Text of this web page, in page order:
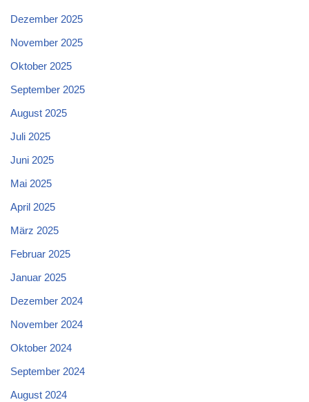
Dezember 2025
November 2025
Oktober 2025
September 2025
August 2025
Juli 2025
Juni 2025
Mai 2025
April 2025
März 2025
Februar 2025
Januar 2025
Dezember 2024
November 2024
Oktober 2024
September 2024
August 2024